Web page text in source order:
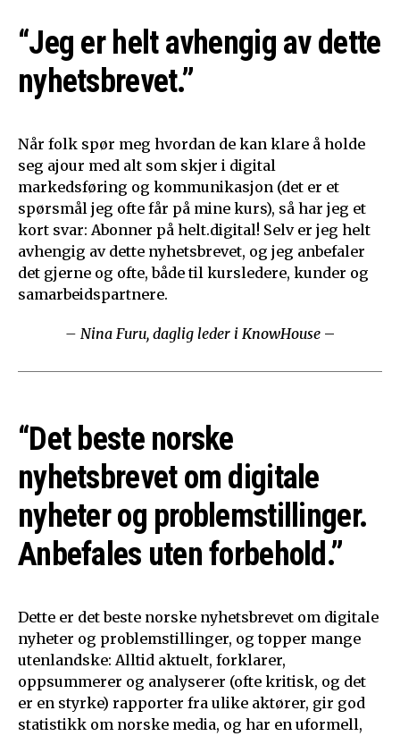
“Jeg er helt avhengig av dette
nyhetsbrevet.”
Når folk spør meg hvordan de kan klare å holde
seg ajour med alt som skjer i digital
markedsføring og kommunikasjon (det er et
spørsmål jeg ofte får på mine kurs), så har jeg et
kort svar: Abonner på helt.digital! Selv er jeg helt
avhengig av dette nyhetsbrevet, og jeg anbefaler
det gjerne og ofte, både til kursledere, kunder og
samarbeidspartnere.
– Nina Furu, daglig leder i KnowHouse –
“Det beste norske
nyhetsbrevet om digitale
nyheter og problemstillinger.
Anbefales uten forbehold.”
Dette er det beste norske nyhetsbrevet om digitale
nyheter og problemstillinger, og topper mange
utenlandske: Alltid aktuelt, forklarer,
oppsummerer og analyserer (ofte kritisk, og det
er en styrke) rapporter fra ulike aktører, gir god
statistikk om norske media, og har en uformell,